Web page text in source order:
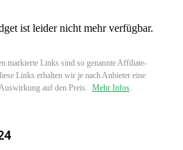
ist leider nicht mehr verfügbar.
markierte Links sind so genannte Affiliate-
Links erhalten wir je nach Anbieter eine
auf den Preis.
Mehr Infos